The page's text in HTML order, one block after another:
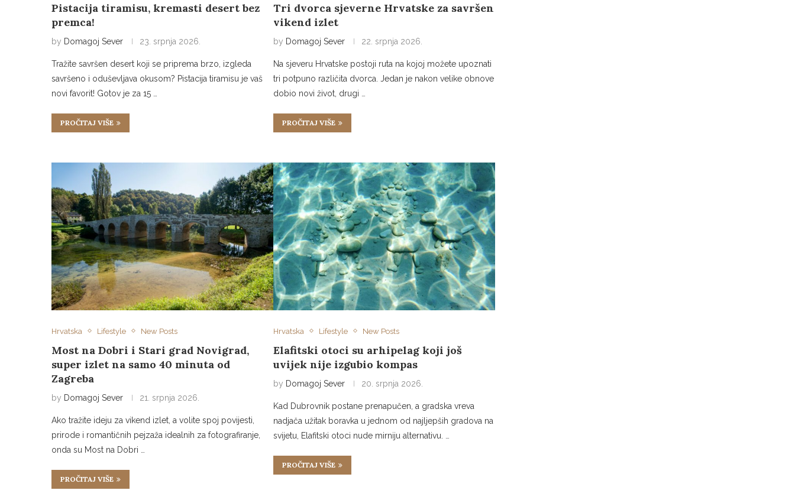
Pistacija tiramisu, kremasti desert bez
premca!
by Domagoj Sever 23. srpnja 2026.
Tražite savršen desert koji se priprema brzo, izgleda
savršeno i oduševljava okusom? Pistacija tiramisu je vaš
novi favorit! Gotov je za 15 …
PROČITAJ VIŠE
Tri dvorca sjeverne Hrvatske za savršen
vikend izlet
by Domagoj Sever 22. srpnja 2026.
Na sjeveru Hrvatske postoji ruta na kojoj možete upoznati
tri potpuno različita dvorca. Jedan je nakon velike obnove
dobio novi život, drugi …
PROČITAJ VIŠE
Hrvatska Lifestyle New Posts
Most na Dobri i Stari grad Novigrad,
super izlet na samo 40 minuta od
Zagreba
by Domagoj Sever 21. srpnja 2026.
Ako tražite ideju za vikend izlet, a volite spoj povijesti,
prirode i romantičnih pejzaža idealnih za fotografiranje,
onda su Most na Dobri …
PROČITAJ VIŠE
Hrvatska Lifestyle New Posts
Elafitski otoci su arhipelag koji još
uvijek nije izgubio kompas
by Domagoj Sever 20. srpnja 2026.
Kad Dubrovnik postane prenapučen, a gradska vreva
nadjača užitak boravka u jednom od najljepših gradova na
svijetu, Elafitski otoci nude mirniju alternativu. …
PROČITAJ VIŠE